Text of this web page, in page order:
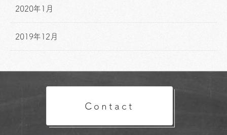
2020年1月
2019年12月
Contact